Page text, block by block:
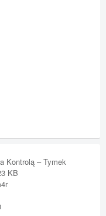
Kontrolą – Tymek
KB